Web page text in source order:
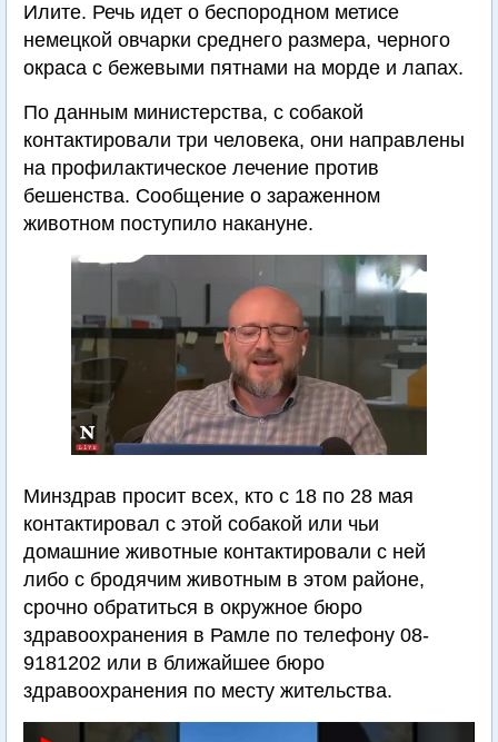
Илите. Речь идет о беспородном метисе
немецкой овчарки среднего размера, черного
окраса с бежевыми пятнами на морде и лапах.
По данным министерства, с собакой
контактировали три человека, они направлены
на профилактическое лечение против
бешенства. Сообщение о зараженном
животном поступило накануне.
Минздрав просит всех, кто с 18 по 28 мая
контактировал с этой собакой или чьи
домашние животные контактировали с ней
либо с бродячим животным в этом районе,
срочно обратиться в окружное бюро
здравоохранения в Рамле по телефону 08-
9181202 или в ближайшее бюро
здравоохранения по месту жительства.